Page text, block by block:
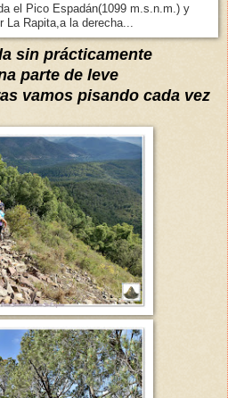
el Pico Espadán(1099 m.s.n.m.) y
Rapita,a la derecha...
sin prácticamente
parte de leve
vamos pisando cada vez